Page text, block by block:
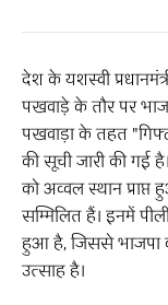
देश के यशस्वी
पखवाड़े के तौर पर
पखवाड़ा के तहत
की सूची जारी की गई
को अव्वल स्थान
सम्मिलित हैं। इनमें
हुआ है, जिससे भाजपा
उत्साह है।